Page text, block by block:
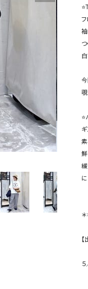
靴
帽子
ソックス・その他雑貨
サロ
グッズ
覗